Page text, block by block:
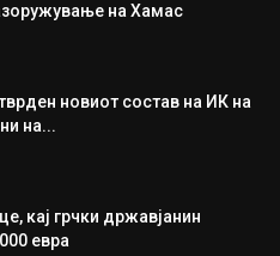
на Хамас
новиот состав на ИК на
на...
кај грчки државјанин
евра